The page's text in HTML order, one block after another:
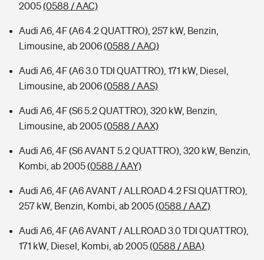
2005(0588 / AAC)
Audi A6, 4F (A6 4.2 QUATTRO), 257 kW, Benzin,
Limousine, ab 2006(0588 / AAQ)
Audi A6, 4F (A6 3.0 TDI QUATTRO), 171 kW, Diesel,
Limousine, ab 2006(0588 / AAS)
Audi A6, 4F (S6 5.2 QUATTRO), 320 kW, Benzin,
Limousine, ab 2005(0588 / AAX)
Audi A6, 4F (S6 AVANT 5.2 QUATTRO), 320 kW, Benzin,
Kombi, ab 2005(0588 / AAY)
Audi A6, 4F (A6 AVANT / ALLROAD 4.2 FSI QUATTRO),
257 kW, Benzin, Kombi, ab 2005(0588 / AAZ)
Audi A6, 4F (A6 AVANT / ALLROAD 3.0 TDI QUATTRO),
171 kW, Diesel, Kombi, ab 2005(0588 / ABA)